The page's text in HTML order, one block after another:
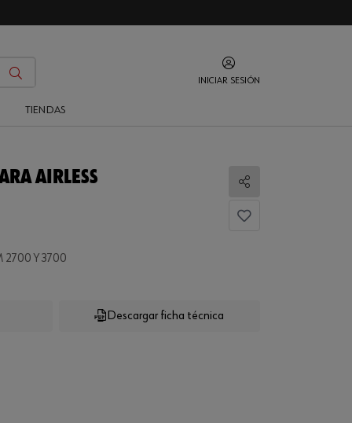
INICIAR SESIÓN
TIENDAS
AIRLESS
Compartir
2700 Y 3700
Descargar ficha técnica